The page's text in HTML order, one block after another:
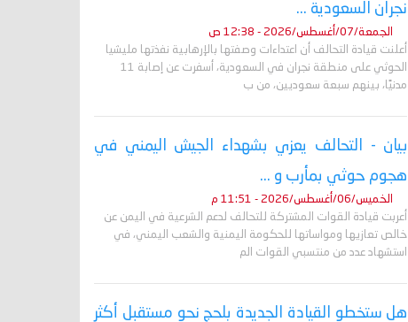
نجران السعودية ...
الجمعة/07/أغسطس/2026 - 12:38 ص
أعلنت قيادة التحالف أن اعتداءات وصفتها بالإرهابية نفذتها مليشيا
الحوثي على منطقة نجران في السعودية، أسفرت عن إصابة 11
مدنيًا، بينهم سبعة سعوديين، من ب
بيان - التحالف يعزي بشهداء الجيش اليمني في
هجوم حوثي بمأرب و ...
الخميس/06/أغسطس/2026 - 11:51 م
أعربت قيادة القوات المشتركة للتحالف لدعم الشرعية في اليمن عن
خالص تعازيها ومواساتها للحكومة اليمنية والشعب اليمني، في
استشهاد عدد من منتسبي القوات الم
هل ستخطو القيادة الجديدة بلحج نحو مستقبل أكثر